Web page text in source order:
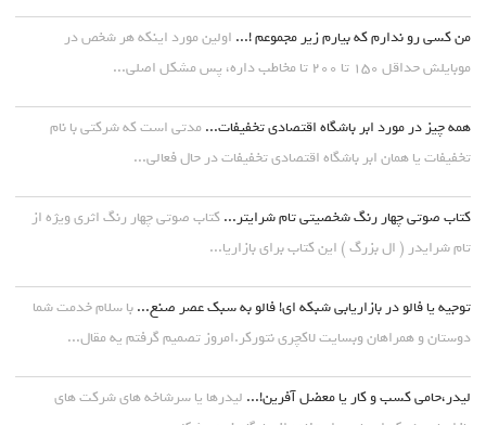
من کسی رو ندارم که بیارم زیر مجموعم !... اولین مورد اینکه هر شخص در
موبایلش حداقل ۱۵۰ تا ۲۰۰ تا مخاطب داره، پس مشکل اصلی...
همه چیز در مورد ابر باشگاه اقتصادی تخفیفات... مدتی است که شرکتی با نام
تخفیفات یا همان ابر باشگاه اقتصادی تخفیفات در حال فعالی...
کتاب صوتی چهار رنگ شخصیتی تام شرایتر... کتاب صوتی چهار رنگ اثری ویژه از
تام شرایدر ( ال بزرگ ) این کتاب برای بازاریا...
توجیه یا فالو در بازاریابی شبکه ای! فالو به سبک عصر صنع... با سلام خدمت شما
دوستان و همراهان وبسایت لاکچری نتورکر.امروز تصمیم گرفتم یه مقال...
لیدر،حامی کسب و کار یا معضل آفرین!... لیدرها یا سرشاخه های شرکت های